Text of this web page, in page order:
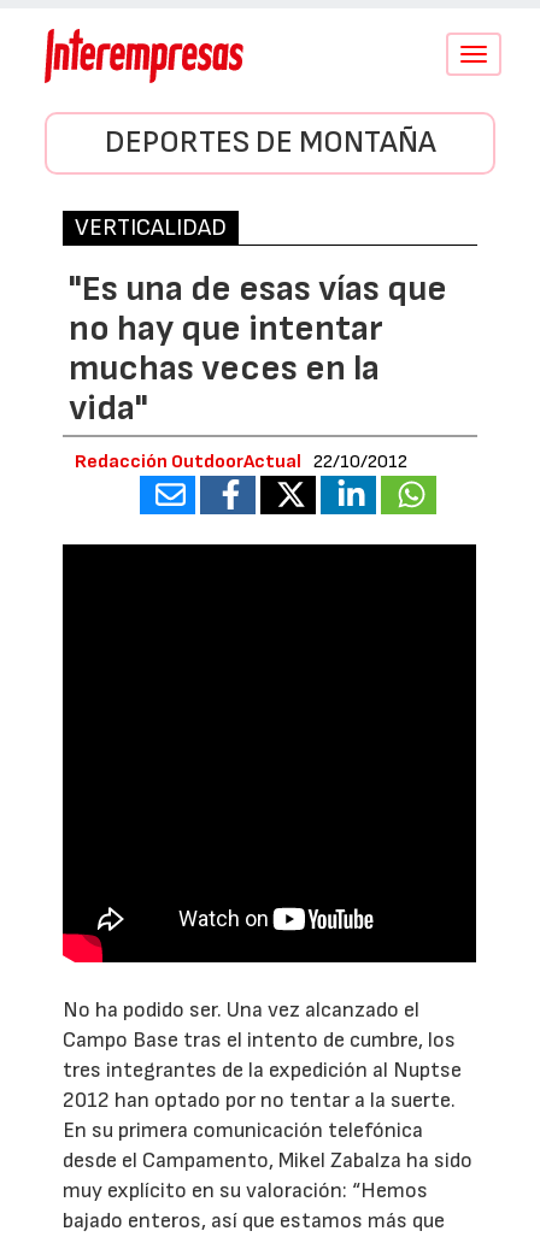
Conmutar
DEPORTES DE MONTAÑA
VERTICALIDAD
"Es una de esas vías que
no hay que intentar
muchas veces en la
vida"
Redacción OutdoorActual 22/10/2012
No ha podido ser. Una vez alcanzado el
Campo Base tras el intento de cumbre, los
tres integrantes de la expedición al Nuptse
2012 han optado por no tentar a la suerte.
En su primera comunicación telefónica
desde el Campamento, Mikel Zabalza ha sido
muy explícito en su valoración: “Hemos
bajado enteros, así que estamos más que